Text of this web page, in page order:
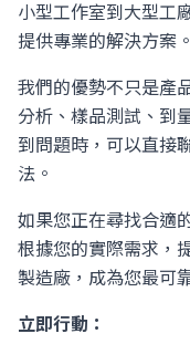
小型工作室到大型工
提供專業的解決方案。
我們的優勢不只是產
分析、樣品測試、到
到問題時，可以直接
法。
如果您正在尋找合適
根據您的實際需求，
製造廠，成為您最可
立即行動：